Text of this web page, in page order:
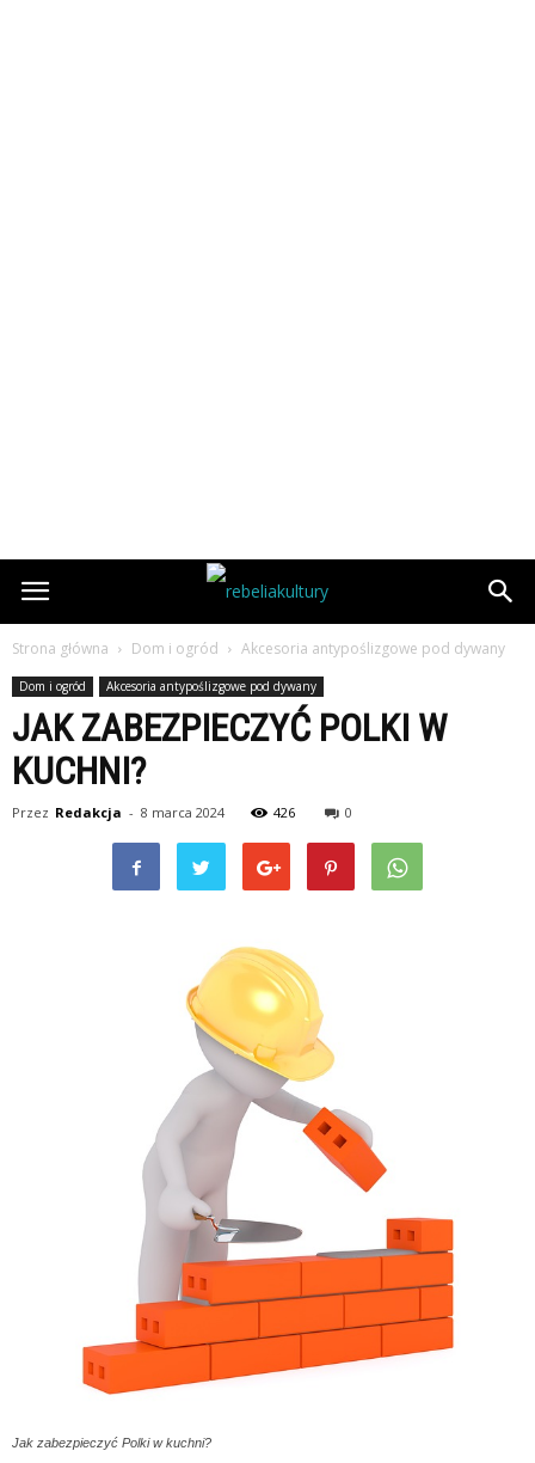
Strona główna Dom i ogród Akcesoria antypoślizgowe pod dywany
Dom i ogród Akcesoria antypoślizgowe pod dywany
JAK ZABEZPIECZYĆ POLKI W
KUCHNI?
Przez Redakcja - 8 marca 2024 426 0
Jak zabezpieczyć Polki w kuchni?